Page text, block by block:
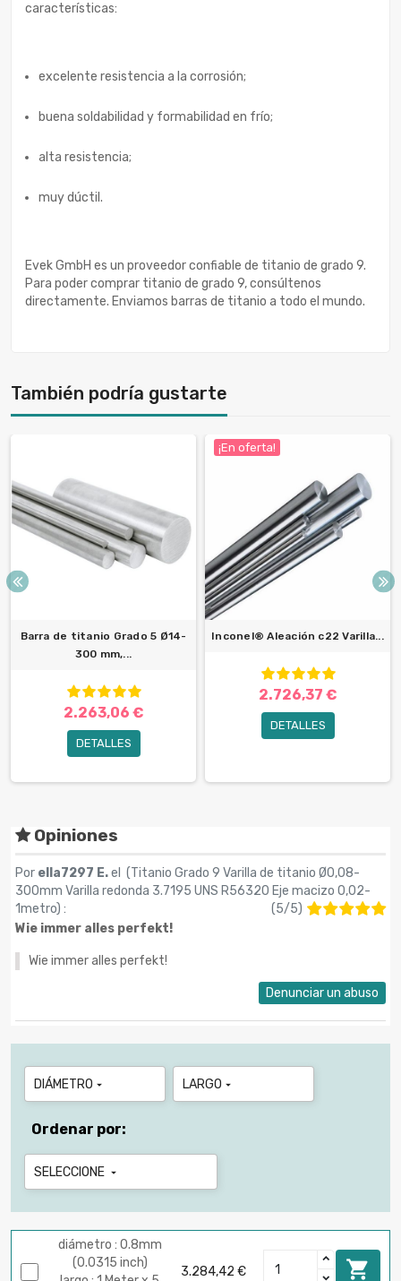
características:
excelente resistencia a la corrosión;
buena soldabilidad y formabilidad en frío;
alta resistencia;
muy dúctil.
Evek GmbH es un proveedor confiable de titanio de grado 9.
Para poder comprar titanio de grado 9, consúltenos
directamente. Enviamos barras de titanio a todo el mundo.
También podría gustarte
Barra de titanio Grado 5 Ø14-
300 mm,...
2.263,06 €
DETALLES
¡En oferta!
Inconel® Aleación c22 Varilla...
2.726,37 €
DETALLES
Opiniones
Por ella7297 E.el (Titanio Grado 9 Varilla de titanio Ø0,08-
300mm Varilla redonda 3.7195 UNS R56320 Eje macizo 0,02-
1metro) : (5/5)
Wie immer alles perfekt!
Wie immer alles perfekt!
Denunciar un abuso
DIÁMETRO  LARGO 
Ordenar por:
SELECCIONE 
diámetro : 0.8mm
(0.0315 inch)
3.284,42 € 